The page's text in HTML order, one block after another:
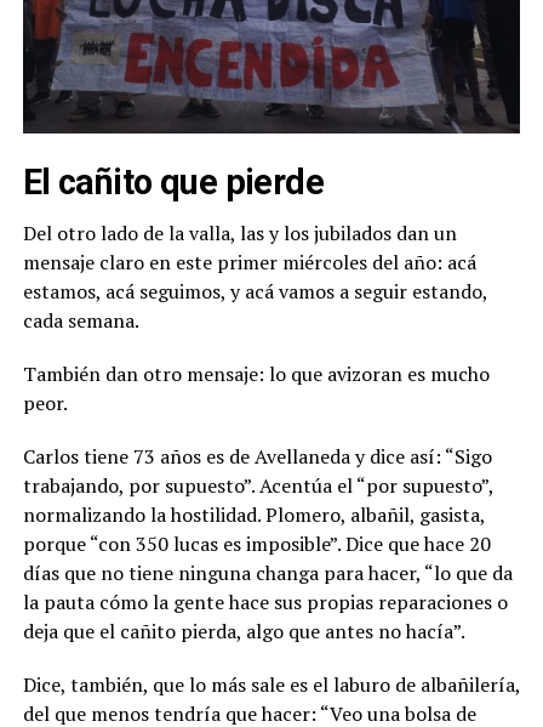
El cañito que pierde
Del otro lado de la valla, las y los jubilados dan un
mensaje claro en este primer miércoles del año: acá
estamos, acá seguimos, y acá vamos a seguir estando,
cada semana.
También dan otro mensaje: lo que avizoran es mucho
peor.
Carlos tiene 73 años es de Avellaneda y dice así: “Sigo
trabajando, por supuesto”. Acentúa el “por supuesto”,
normalizando la hostilidad. Plomero, albañil, gasista,
porque “con 350 lucas es imposible”. Dice que hace 20
días que no tiene ninguna changa para hacer, “lo que da
la pauta cómo la gente hace sus propias reparaciones o
deja que el cañito pierda, algo que antes no hacía”.
Dice, también, que lo más sale es el laburo de albañilería,
del que menos tendría que hacer: “Veo una bolsa de